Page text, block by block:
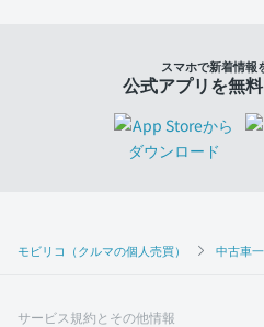
モビリコ（クルマの個人売買） 中古車
スマホで新着情報
公式アプリを無
サービス規約とその他情報